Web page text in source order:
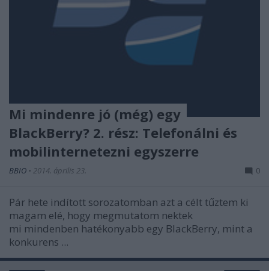
Mi mindenre jó (még) egy
BlackBerry? 2. rész: Telefonálni és
mobilinternetezni egyszerre
BBIO • 2014. április 23. 0
Pár hete indított sorozatomban azt a célt tűztem ki
magam elé, hogy megmutatom nektek
mi mindenben hatékonyabb egy BlackBerry, mint a
konkurens ...